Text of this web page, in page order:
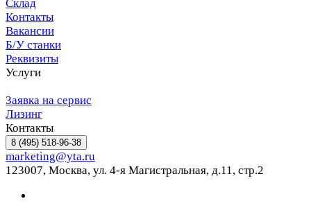
Склад
Контакты
Вакансии
Б/У станки
Реквизиты
Услуги
Заявка на сервис
Лизинг
Контакты
8 (495) 518-96-38
marketing@yta.ru
123007, Москва, ул. 4-я Магистральная, д.11, стр.2